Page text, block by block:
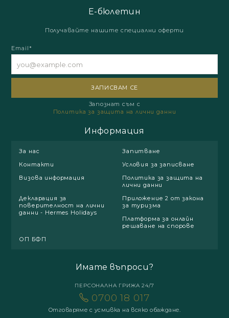
Е-бюлетин
Получавайте нашите специални оферти
Email*
Запознат съм с
Политика за защита на лични данни
Информация
За нас
Запитване
Контакти
Условия за записване
Визова информация
Политика за защита на
лични данни
Декларация за
поверителност на лични
данни - Hermes Holidays
Приложение 2 от закона
за туризма
Платформа за онлайн
решаване на спорове
ОП БФП
Имате въпроси?
ПЕРСОНАЛНА ГРИЖА 24/7
0700 18 017
Отговаряме с усмивка на всяко обаждане.